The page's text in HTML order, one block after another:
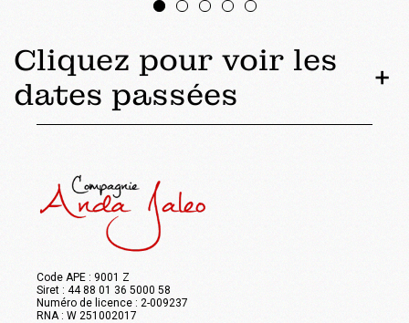
Cliquez pour voir les
dates passées
+
Code APE : 9001 Z
Siret : 44 88 01 36 5000 58
Numéro de licence : 2-009237
RNA : W 251002017